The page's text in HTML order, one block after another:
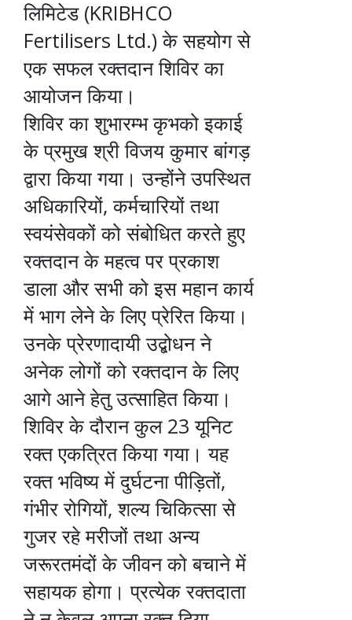
लिमिटेड (KRIBHCO
Fertilisers Ltd.) के सहयोग से
एक सफल रक्तदान शिविर का
आयोजन किया।
शिविर का शुभारम्भ कृभको इकाई
के प्रमुख श्री विजय कुमार बांगड़
द्वारा किया गया। उन्होंने उपस्थित
अधिकारियों, कर्मचारियों तथा
स्वयंसेवकों को संबोधित करते हुए
रक्तदान के महत्व पर प्रकाश
डाला और सभी को इस महान कार्य
में भाग लेने के लिए प्रेरित किया।
उनके प्रेरणादायी उद्बोधन ने
अनेक लोगों को रक्तदान के लिए
आगे आने हेतु उत्साहित किया।
शिविर के दौरान कुल 23 यूनिट
रक्त एकत्रित किया गया। यह
रक्त भविष्य में दुर्घटना पीड़ितों,
गंभीर रोगियों, शल्य चिकित्सा से
गुजर रहे मरीजों तथा अन्य
जरूरतमंदों के जीवन को बचाने में
सहायक होगा। प्रत्येक रक्तदाता